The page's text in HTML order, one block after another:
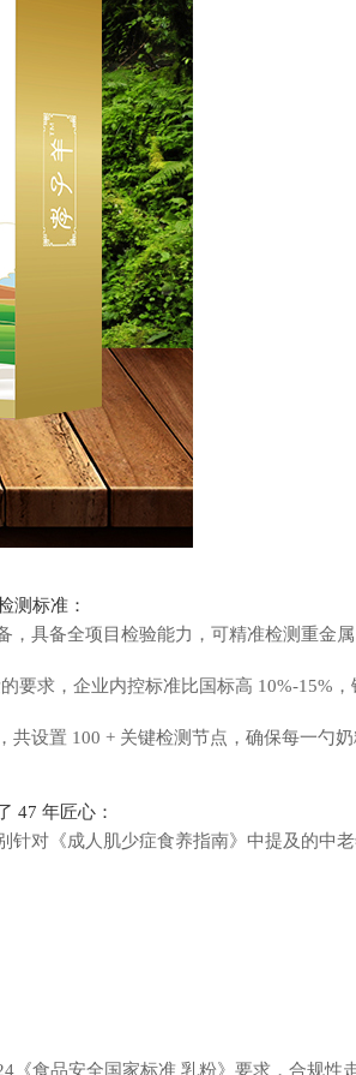
测标准：
具备全项目检验能力，可精准检测重金
要求，企业内控标准比国标高 10%-15%
设置 100 + 关键检测节点，确保每一勺
47 年匠心：
针对《成人肌少症食养指南》中提及的中
《食品安全国家标准 乳粉》要求，合规性